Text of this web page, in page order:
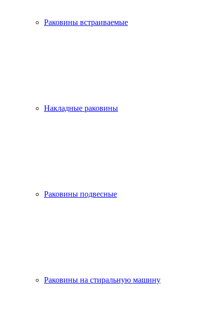
Раковины встраиваемые
Накладные раковины
Раковины подвесные
Раковины на стиральную машину